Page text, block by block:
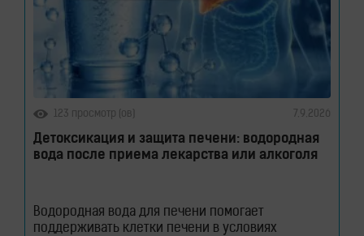
123 просмотр (ов) 7.9.2026
Детоксикация и защита печени: водородная
вода после приема лекарства или алкоголя
Водородная вода для печени помогает
поддерживать клетки печени в условиях